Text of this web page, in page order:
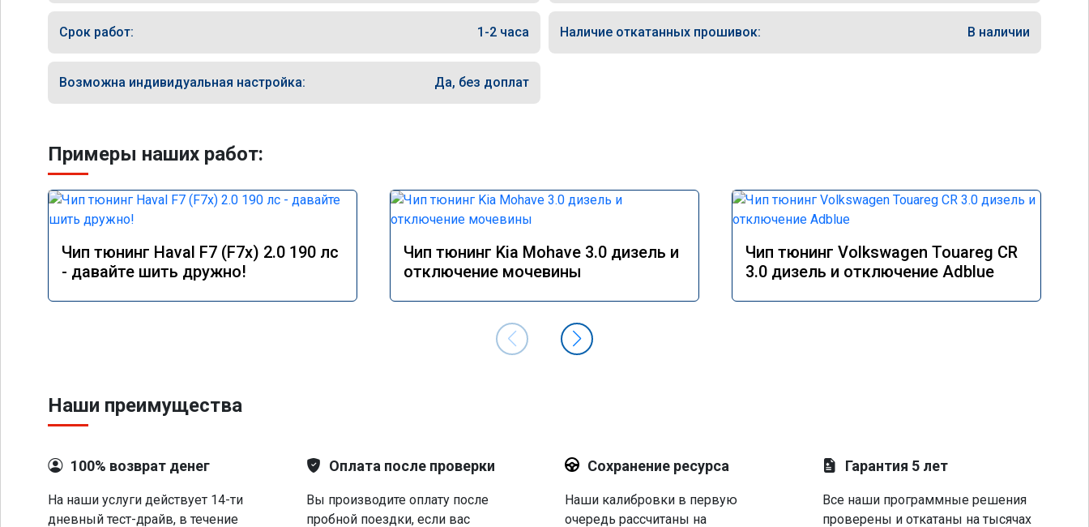
Срок работ: 1-2 часа Наличие откатанных прошивок: В наличии
Возможна индивидуальная настройка: Да, без доплат
Примеры наших работ:
Чип тюнинг Haval F7 (F7x) 2.0 190 лс
- давайте шить дружно!
Чип тюнинг Kia Mohave 3.0 дизель и
отключение мочевины
Чип тюнинг Volkswagen Touareg CR
3.0 дизель и отключение Adblue
Наши преимущества
100% возврат денег
На наши услуги действует 14-ти
дневный тест-драйв, в течение
Оплата после проверки
Вы производите оплату после
пробной поездки, если вас
Сохранение ресурса
Наши калибровки в первую
очередь рассчитаны на
Гарантия 5 лет
Все наши программные решения
проверены и откатаны на тысячах